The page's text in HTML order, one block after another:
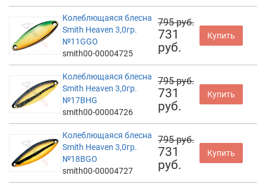
Колеблющаяся блесна
Smith Heaven 3,0гр.
№11GGO
smith00-00004725
795 руб.
731
руб.
Купить
Колеблющаяся блесна
Smith Heaven 3,0гр.
№17BHG
smith00-00004726
795 руб.
731
руб.
Купить
Колеблющаяся блесна
Smith Heaven 3,0гр.
№18BGO
smith00-00004727
795 руб.
731
руб.
Купить